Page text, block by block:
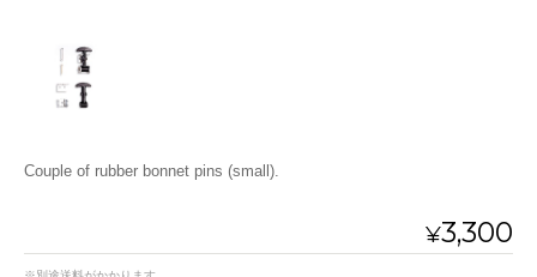
Couple of rubber bonnet pins (small).
¥3,300